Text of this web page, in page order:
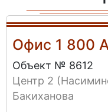
Офис 1 800
Объект № 8612
Центр 2
Бакиханова